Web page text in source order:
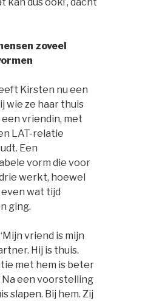
zoveel
Kirsten nu een
wie ze haar thuis
een vriendin, met
LAT-relatie
Een
vorm die voor
werkt, hoewel
wat tijd
ging.
vriend is mijn
Hij is thuis.
met hem is beter
Na een voorstelling
slapen. Bij hem. Zij